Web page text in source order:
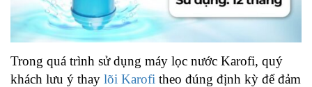
Trong quá trình sử dụng máy lọc nước Karofi, quý
khách lưu ý thay lõi Karofi theo đúng định kỳ để đảm